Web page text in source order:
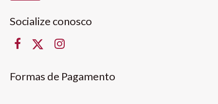
Socialize conosco
Formas de Pagamento